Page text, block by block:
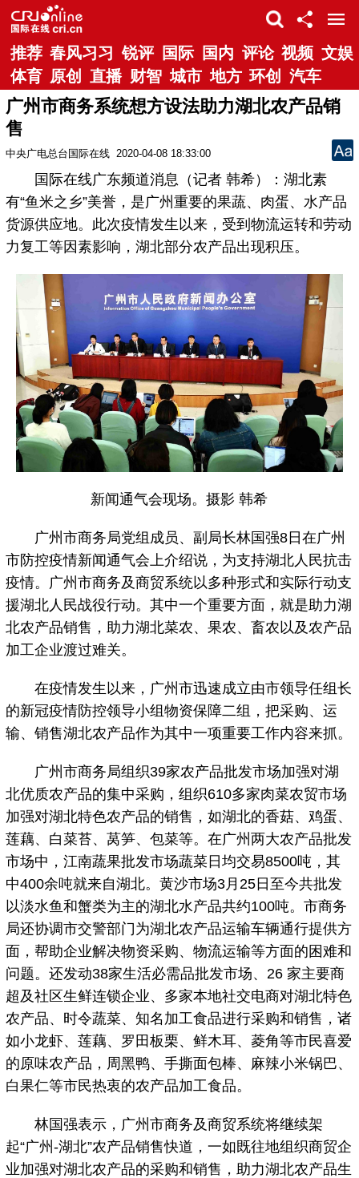
推荐 春风习习 锐评 国际 国内 评论 视频 文娱
体育 原创 直播 财智 城市 地方 环创 汽车
广州市商务系统想方设法助力湖北农产品销
售
中央广电总台国际在线 2020-04-08 18:33:00
国际在线广东频道消息（记者 韩希）：湖北素
有“鱼米之乡”美誉，是广州重要的果蔬、肉蛋、水产品
货源供应地。此次疫情发生以来，受到物流运转和劳动
力复工等因素影响，湖北部分农产品出现积压。
新闻通气会现场。摄影 韩希
广州市商务局党组成员、副局长林国强8日在广州
市防控疫情新闻通气会上介绍说，为支持湖北人民抗击
疫情。广州市商务及商贸系统以多种形式和实际行动支
援湖北人民战役行动。其中一个重要方面，就是助力湖
北农产品销售，助力湖北菜农、果农、畜农以及农产品
加工企业渡过难关。
在疫情发生以来，广州市迅速成立由市领导任组长
的新冠疫情防控领导小组物资保障二组，把采购、运
输、销售湖北农产品作为其中一项重要工作内容来抓。
广州市商务局组织39家农产品批发市场加强对湖
北优质农产品的集中采购，组织610多家肉菜农贸市场
加强对湖北特色农产品的销售，如湖北的香菇、鸡蛋、
莲藕、白菜苔、莴笋、包菜等。在广州两大农产品批发
市场中，江南蔬果批发市场蔬菜日均交易8500吨，其
中400余吨就来自湖北。黄沙市场3月25日至今共批发
以淡水鱼和蟹类为主的湖北水产品共约100吨。市商务
局还协调市交警部门为湖北农产品运输车辆通行提供方
面，帮助企业解决物资采购、物流运输等方面的困难和
问题。还发动38家生活必需品批发市场、26 家主要商
超及社区生鲜连锁企业、多家本地社交电商对湖北特色
农产品、时令蔬菜、知名加工食品进行采购和销售，诸
如小龙虾、莲藕、罗田板栗、鲜木耳、菱角等市民喜爱
的原味农产品，周黑鸭、手撕面包棒、麻辣小米锅巴、
白果仁等市民热衷的农产品加工食品。
林国强表示，广州市商务及商贸系统将继续架
起“广州-湖北”农产品销售快道，一如既往地组织商贸企
业加强对湖北农产品的采购和销售，助力湖北农产品生